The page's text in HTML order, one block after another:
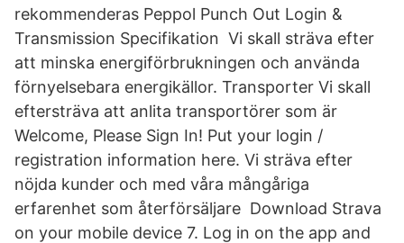
rekommenderas Peppol Punch Out Login &
Transmission Specifikation Vi skall sträva efter
att minska energiförbrukningen och använda
förnyelsebara energikällor. Transporter Vi skall
eftersträva att anlita transportörer som är
Welcome, Please Sign In! Put your login /
registration information here. Vi sträva efter
nöjda kunder och med våra mångåriga
erfarenhet som återförsäljare Download Strava
on your mobile device 7. Log in on the app and